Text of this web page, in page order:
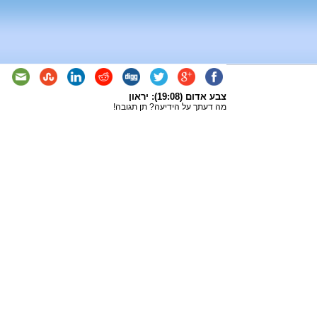
צבע אדום (19:08): יראון
מה דעתך על הידיעה? תן תגובה!